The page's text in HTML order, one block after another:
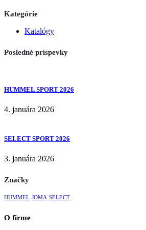
Kategórie
Katalógy
Posledné príspevky
HUMMEL SPORT 2026
4. januára 2026
SELECT SPORT 2026
3. januára 2026
Značky
HUMMEL JOMA SELECT
O firme